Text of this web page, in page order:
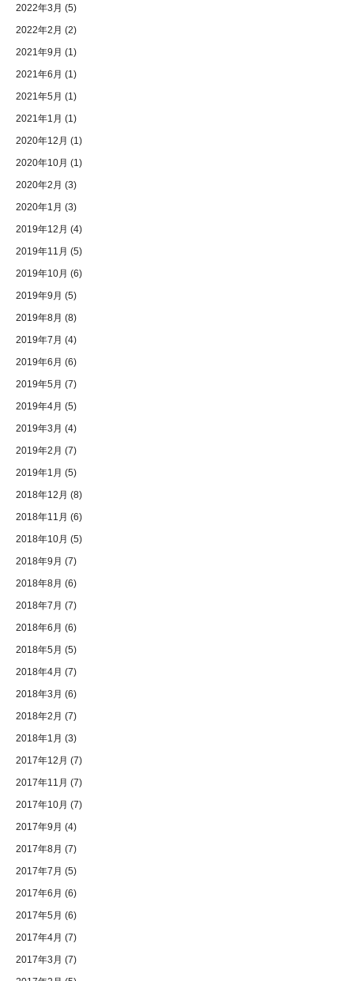
2022年3月 (5)
2022年2月 (2)
2021年9月 (1)
2021年6月 (1)
2021年5月 (1)
2021年1月 (1)
2020年12月 (1)
2020年10月 (1)
2020年2月 (3)
2020年1月 (3)
2019年12月 (4)
2019年11月 (5)
2019年10月 (6)
2019年9月 (5)
2019年8月 (8)
2019年7月 (4)
2019年6月 (6)
2019年5月 (7)
2019年4月 (5)
2019年3月 (4)
2019年2月 (7)
2019年1月 (5)
2018年12月 (8)
2018年11月 (6)
2018年10月 (5)
2018年9月 (7)
2018年8月 (6)
2018年7月 (7)
2018年6月 (6)
2018年5月 (5)
2018年4月 (7)
2018年3月 (6)
2018年2月 (7)
2018年1月 (3)
2017年12月 (7)
2017年11月 (7)
2017年10月 (7)
2017年9月 (4)
2017年8月 (7)
2017年7月 (5)
2017年6月 (6)
2017年5月 (6)
2017年4月 (7)
2017年3月 (7)